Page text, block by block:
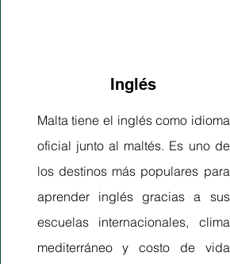
Inglés
Malta tiene el inglés como idioma
oficial junto al maltés. Es uno de
los destinos más populares para
aprender inglés gracias a sus
escuelas internacionales, clima
mediterráneo y costo de vida